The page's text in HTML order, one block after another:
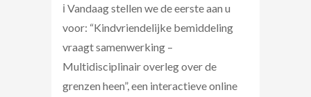
ℹ️ Vandaag stellen we de eerste aan u
voor: “Kindvriendelijke bemiddeling
vraagt samenwerking –
Multidisciplinair overleg over de
grenzen heen”, een interactieve online